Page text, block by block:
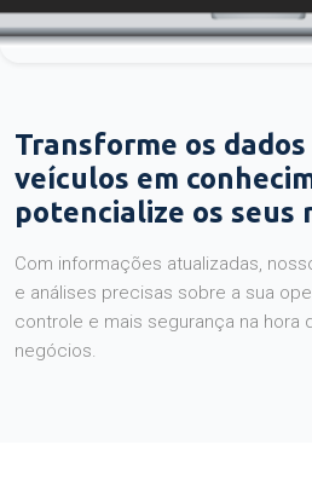
Transforme os dados
veículos em
potencialize os seus
Com informações atualizadas,
e análises precisas sobre a sua
controle e mais segurança na hora
negócios.